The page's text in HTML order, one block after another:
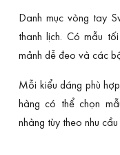
Danh mục vòng tay
thanh lịch. Có mẫu
mảnh dễ đeo và các
Mỗi kiểu dáng phù
hàng có thể chọn
nhàng tùy theo nhu cầu